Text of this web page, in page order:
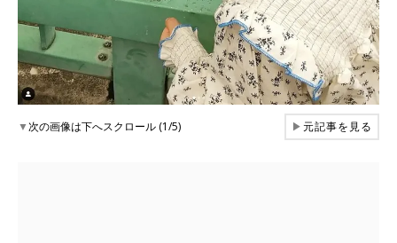
▼次の画像は下へスクロール (1/5) ▶元記事を見る